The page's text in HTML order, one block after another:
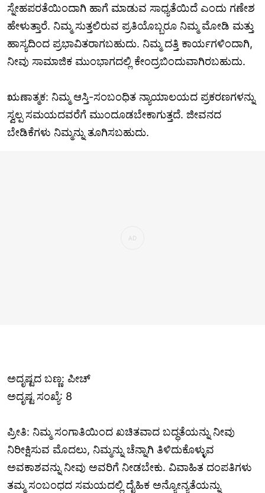
ಸ್ನೇಹಪರತೆಯಿಂದಾಗಿ ಹಾಗೆ ಮಾಡುವ ಸಾಧ್ಯತೆಯಿದೆ ಎಂದು ಗಣೇಶ
ಹೇಳುತ್ತಾರೆ. ನಿಮ್ಮ ಸುತ್ತಲಿರುವ ಪ್ರತಿಯೊಬ್ಬರೂ ನಿಮ್ಮ ಮೋಡಿ ಮತ್ತು
ಹಾಸ್ಯದಿಂದ ಪ್ರಭಾವಿತರಾಗಬಹುದು. ನಿಮ್ಮ ದತ್ತಿ ಕಾರ್ಯಗಳಿಂದಾಗಿ,
ನೀವು ಸಾಮಾಜಿಕ ಮುಂಭಾಗದಲ್ಲಿ ಕೇಂದ್ರಬಿಂದುವಾಗಿರಬಹುದು.
ಋಣಾತ್ಮಕ: ನಿಮ್ಮ ಆಸ್ತಿ-ಸಂಬಂಧಿತ ನ್ಯಾಯಾಲಯದ ಪ್ರಕರಣಗಳನ್ನು
ಸ್ವಲ್ಪ ಸಮಯದವರೆಗೆ ಮುಂದೂಡಬೇಕಾಗುತ್ತದೆ. ಜೀವನದ
ಬೇಡಿಕೆಗಳು ನಿಮ್ಮನ್ನು ತೂಗಿಸಬಹುದು.
ಅದೃಷ್ಟದ ಬಣ್ಣ: ಪೀಚ್
ಅದೃಷ್ಟ ಸಂಖ್ಯೆ: 8
ಪ್ರೀತಿ: ನಿಮ್ಮ ಸಂಗಾತಿಯಿಂದ ಖಚಿತವಾದ ಬದ್ಧತೆಯನ್ನು ನೀವು
ನಿರೀಕ್ಷಿಸುವ ಮೊದಲು, ನಿಮ್ಮನ್ನು ಚೆನ್ನಾಗಿ ತಿಳಿದುಕೊಳ್ಳುವ
ಅವಕಾಶವನ್ನು ನೀವು ಅವರಿಗೆ ನೀಡಬೇಕು. ವಿವಾಹಿತ ದಂಪತಿಗಳು
ತಮ್ಮ ಸಂಬಂಧದ ಸಮಯದಲ್ಲಿ ದೈಹಿಕ ಅನ್ಯೋನ್ಯತೆಯನ್ನು